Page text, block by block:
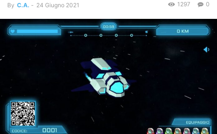
By C.A. - 24 Giugno 2021 0
1297